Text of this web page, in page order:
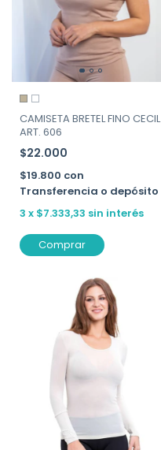
CAMISETA BRETEL FINO CECIL
ART. 606
$22.000
$19.800 con
Transferencia o depósito
3 x $7.333,33 sin interés
Comprar